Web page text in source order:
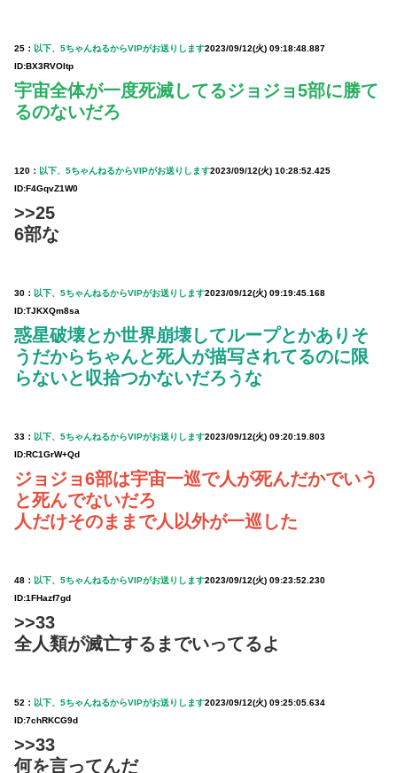
25： 以下、5ちゃんねるからVIPがお送りします2023/09/12(火) 09:18:48.887
ID:BX3RVOItp
宇宙全体が一度死滅してるジョジョ5部に勝て
るのないだろ
120： 以下、5ちゃんねるからVIPがお送りします2023/09/12(火) 10:28:52.425
ID:F4GqvZ1W0
>>25
6部な
30： 以下、5ちゃんねるからVIPがお送りします2023/09/12(火) 09:19:45.168
ID:TJKXQm8sa
惑星破壊とか世界崩壊してループとかありそ
うだからちゃんと死人が描写されてるのに限
らないと収拾つかないだろうな
33： 以下、5ちゃんねるからVIPがお送りします2023/09/12(火) 09:20:19.803
ID:RC1GrW+Qd
ジョジョ6部は宇宙一巡で人が死んだかでいう
と死んでないだろ
人だけそのままで人以外が一巡した
48： 以下、5ちゃんねるからVIPがお送りします2023/09/12(火) 09:23:52.230
ID:1FHazf7gd
>>33
全人類が滅亡するまでいってるよ
52： 以下、5ちゃんねるからVIPがお送りします2023/09/12(火) 09:25:05.634
ID:7chRKCG9d
>>33
何を言ってんだ